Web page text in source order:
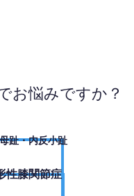
お悩みですか？
趾・内反小趾
性膝関節症